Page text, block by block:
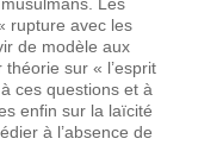
rupture avec les
de modèle aux
sur « l’esprit
ces questions et à
enfin sur la laïcité
à l’absence de